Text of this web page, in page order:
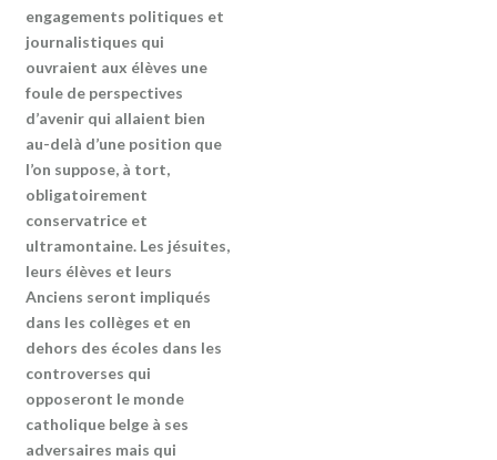
engagements politiques et
journalistiques qui
ouvraient aux élèves une
foule de perspectives
d’avenir qui allaient bien
au-delà d’une position que
l’on suppose, à tort,
obligatoirement
conservatrice et
ultramontaine. Les jésuites,
leurs élèves et leurs
Anciens seront impliqués
dans les collèges et en
dehors des écoles dans les
controverses qui
opposeront le monde
catholique belge à ses
adversaires mais qui